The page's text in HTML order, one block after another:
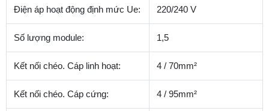
Điện áp hoạt động định mức Ue: 220/240 V
Số lượng module: 1,5
Kết nối chéo. Cáp linh hoạt: 4 / 70mm²
Kết nối chéo. Cáp cứng: 4 / 95mm²